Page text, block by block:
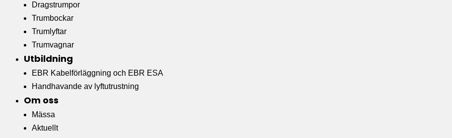
Dragstrumpor
Trumbockar
Trumlyftar
Trumvagnar
Utbildning
EBR Kabelförläggning och EBR ESA
Handhavande av lyftutrustning
Om oss
Mässa
Aktuellt